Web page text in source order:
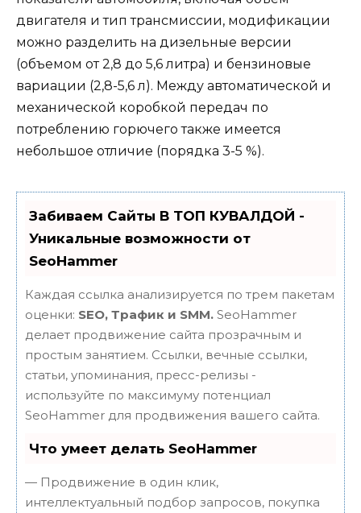
двигателя и тип трансмиссии, модификации
можно разделить на дизельные версии
(объемом от 2,8 до 5,6 литра) и бензиновые
вариации (2,8-5,6 л). Между автоматической и
механической коробкой передач по
потреблению горючего также имеется
небольшое отличие (порядка 3-5 %).
Забиваем Сайты В ТОП КУВАЛДОЙ -
Уникальные возможности от
SeoHammer
Каждая ссылка анализируется по трем пакетам
оценки: SEO, Трафик и SMM. SeoHammer
делает продвижение сайта прозрачным и
простым занятием. Ссылки, вечные ссылки,
статьи, упоминания, пресс-релизы -
используйте по максимуму потенциал
SeoHammer для продвижения вашего сайта.
Что умеет делать SeoHammer
— Продвижение в один клик,
интеллектуальный подбор запросов, покупка